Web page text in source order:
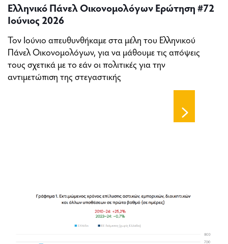
Ελληνικό Πάνελ Οικονομολόγων Ερώτηση #72
Ιούνιος 2026
Τον Ιούνιο απευθυνθήκαμε στα μέλη του Ελληνικού
Πάνελ Οικονομολόγων, για να μάθουμε τις απόψεις
τους σχετικά με το εάν οι πολιτικές για την
αντιμετώπιση της στεγαστικής